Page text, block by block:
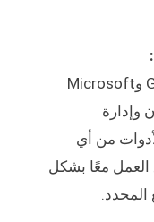
توفر منصات مثل Google Workspace وMicrosoft
وإدارة
من أي
العمل معًا بشكل
المحدد.